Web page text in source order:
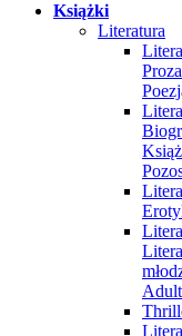
Książki
Literatura
Adult